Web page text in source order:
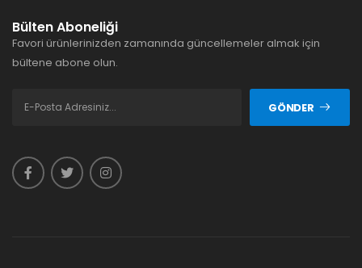
Bülten Aboneliği
Favori ürünlerinizden zamanında güncellemeler almak için
bültene abone olun.
GÖNDER